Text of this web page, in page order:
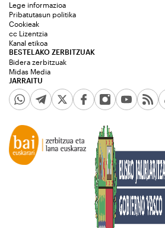
JARRAITU
Lege informazioa
Pribatutasun politika
Cookieak
cc Lizentzia
Kanal etikoa
BESTELAKO ZERBITZUAK
Bidera zerbitzuak
Midas Media